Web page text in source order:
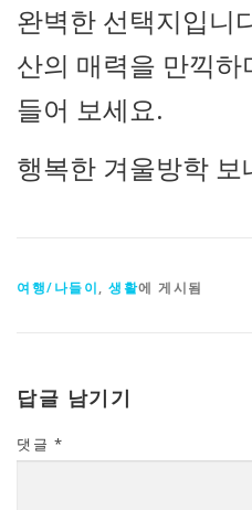
완벽한 선택지입니
산의 매력을 만끽
들어 보세요.
행복한 겨울방학
여행/나들이, 생활에 게시됨
답글 남기기
댓글 *